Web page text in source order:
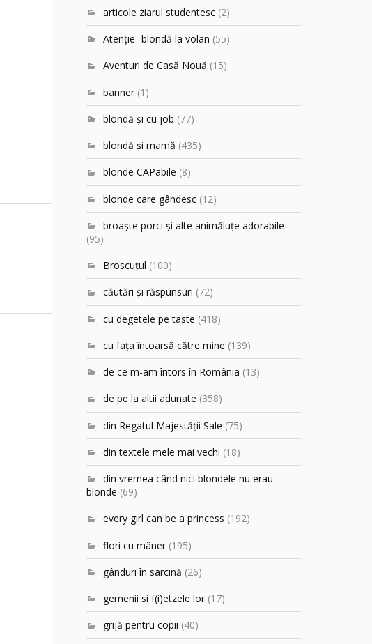
articole ziarul studentesc (2)
Atenţie -blondă la volan (55)
Aventuri de Casă Nouă (15)
banner (1)
blondă şi cu job (77)
blondă şi mamă (435)
blonde CAPabile (8)
blonde care gândesc (12)
broaşte porci şi alte animăluţe adorabile
(95)
Broscuțul (100)
căutări şi răspunsuri (72)
cu degetele pe taste (418)
cu faţa întoarsă către mine (139)
de ce m-am întors în România (13)
de pe la altii adunate (358)
din Regatul Majestăţii Sale (75)
din textele mele mai vechi (18)
din vremea când nici blondele nu erau
blonde (69)
every girl can be a princess (192)
flori cu mâner (195)
gânduri în sarcină (26)
gemenii si f(i)etzele lor (17)
grijă pentru copii (40)